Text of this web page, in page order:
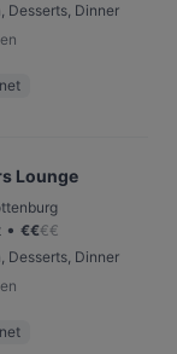
Desserts, Dinner
Lounge
• €€€€
Desserts, Dinner